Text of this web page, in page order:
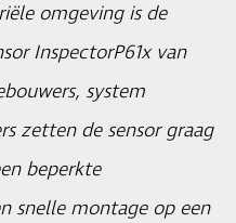
omgeving is de
InspectorP61x van
system
zetten de sensor graag
beperkte
snelle montage op een